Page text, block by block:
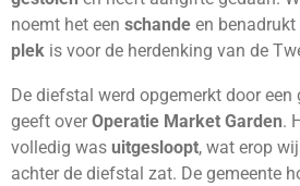
noemt het een schande en benadrukt
plek is voor de herdenking van de
De diefstal werd opgemerkt door
geeft overOperatie Market Garden.
volledig was uitgesloopt, wat erop
achter de diefstal zat. De gemeente